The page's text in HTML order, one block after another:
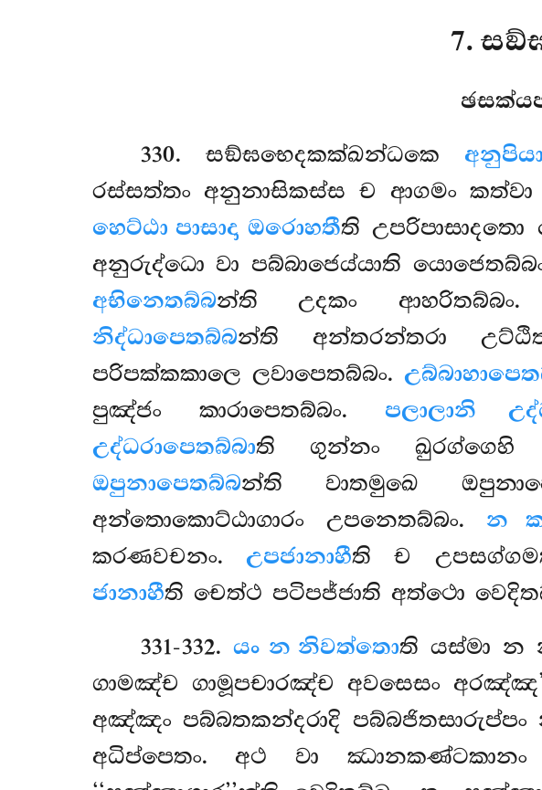
7.
330. සඞ්ඝභෙදකක්ඛන්ධකෙ
රස්සත්තං අනුනාසිකස්ස ච ආගමං කත්වා
හෙට්ඨා පාසාදා ඔරොහතීති උපරිපාසාදතො
අනුරුද්ධො වා පබ්බාජෙය්යාති
අභිනෙතබ්බන්ති උදකං
නිද්ධාපෙතබ්බන්ති අන්තරන්තරා
පරිපක්කකාලෙ ලවාපෙතබ්බං.
පුඤ්ජං කාරාපෙතබ්බං. පලාලානි
උද්ධරාපෙතබ්බාති ගුන්නං ඛුරග්ගෙහි
ඔපුනාපෙතබ්බන්ති වාතමුඛෙ
අන්තොකොට්ඨාගාරං උපනෙතබ්බං. න
කරණවචනං.උපජානාහීති ච
ජානාහීති චෙත්ථ පටිපජ්ජාති අත්ථො
331-332.යං න නිවත්තොති යස්මා න
ගාමඤ්ච ගාමූපචාරඤ්ච අවසෙසං
අඤ්ඤං පබ්බතකන්දරාදි පබ්බජිතසාරුප්පං
අධිප්පෙතං. අථ වා